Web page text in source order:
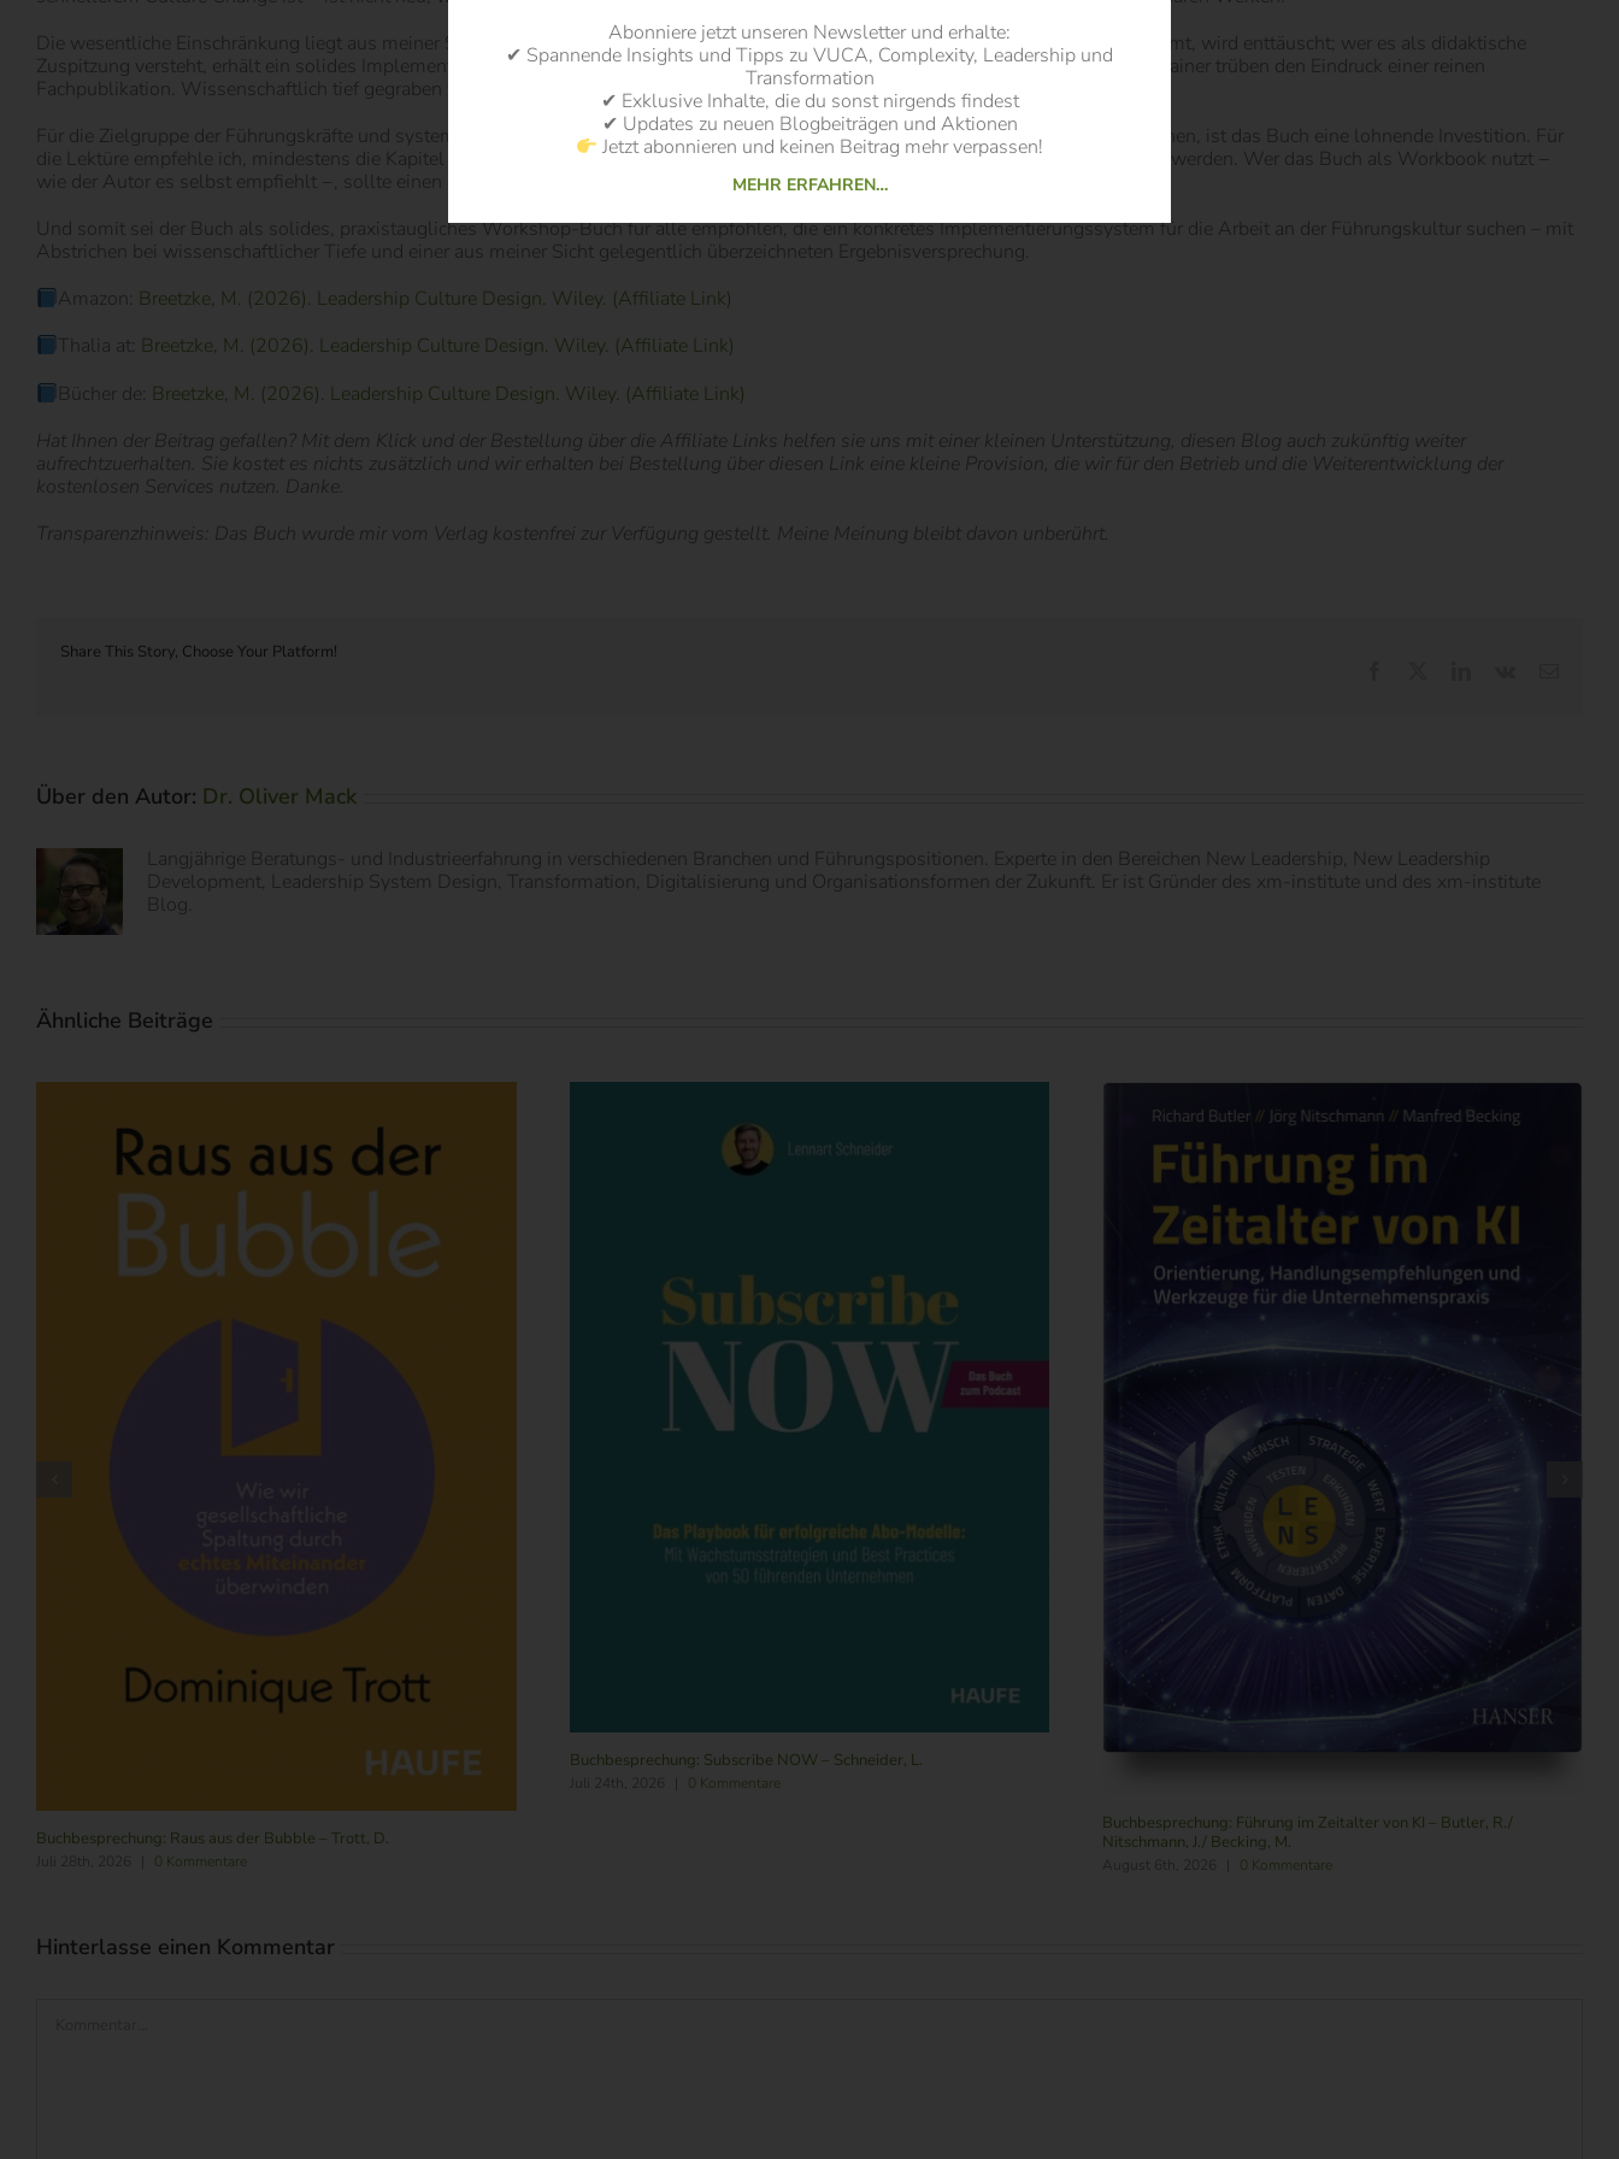
Die wesentliche Einschränkung liegt aus meiner Sicht in der Versprechung: Wer das Bild vom „Knopfdruck” für Kulturwandel ernst nimmt, wird enttäuscht; wer es als didaktische
Zuspitzung versteht, erhält ein solides Implementierungssystem. Die wiederholten Verweise auf Website, Selbsttest und zertifizierte Trainer trüben den Eindruck einer reinen
Fachpublikation. Wissenschaftlich tief gegraben wird m.E. nicht − das ist auch ausdrücklich nicht der Anspruch.
Für die Zielgruppe der Führungskräfte und systemischen Berater, die zwischen Theorie und Tagesgeschäft eine umsetzbare Brücke suchen, ist das Buch eine lohnende Investition. Für
die Lektüre empfehle ich, mindestens die Kapitel 5, 6, 12 und 14 vollständig zu lesen, die übrigen können je nach Bedarf quer gelesen werden. Wer das Buch als Workbook nutzt −
wie der Autor es selbst empfiehlt −, sollte einen konkreten Anwendungsfall im Kopf haben und parallel die Worksheets ausfüllen.
Und somit sei der Buch als solides, praxistaugliches Workshop-Buch für alle empfohlen, die ein konkretes Implementierungssystem für die Arbeit an der Führungskultur suchen – mit
Abstrichen bei wissenschaftlicher Tiefe und einer aus meiner Sicht gelegentlich überzeichneten Ergebnisversprechung.
Amazon: Breetzke, M. (2026). Leadership Culture Design. Wiley. (Affiliate Link)
Thalia at: Breetzke, M. (2026). Leadership Culture Design. Wiley. (Affiliate Link)
Bücher de: Breetzke, M. (2026). Leadership Culture Design. Wiley. (Affiliate Link)
Hat Ihnen der Beitrag gefallen? Mit dem Klick und der Bestellung über die Affiliate Links helfen sie uns mit einer kleinen Unterstützung, diesen Blog auch zukünftig weiter
aufrechtzuerhalten. Sie kostet es nichts zusätzlich und wir erhalten bei Bestellung über diesen Link eine kleine Provision, die wir für den Betrieb und die Weiterentwicklung der
kostenlosen Services nutzen. Danke.
Transparenzhinweis: Das Buch wurde mir vom Verlag kostenfrei zur Verfügung gestellt. Meine Meinung bleibt davon unberührt.
Share This Story, Choose Your Platform!
Über den Autor: Dr. Oliver Mack
Langjährige Beratungs- und Industrieerfahrung in verschiedenen Branchen und Führungspositionen. Experte in den Bereichen New Leadership, New Leadership
Development, Leadership System Design, Transformation, Digitalisierung und Organisationsformen der Zukunft. Er ist Gründer des xm-institute und des xm-institute
Blog.
Ähnliche Beiträge
Buchbesprechung: Raus aus der Bubble – Trott, D.
Juli 28th, 2026 0 Kommentare
Buchbesprechung: Subscribe NOW – Schneider, L.
Juli 24th, 2026 0 Kommentare
Buchbesprechung: Führung im Zeitalter von KI – Butler, R./
Nitschmann, J./ Becking, M.
August 6th, 2026 0 Kommentare
Hinterlasse einen Kommentar
Abonniere jetzt unseren Newsletter und erhalte:
✔ Spannende Insights und Tipps zu VUCA, Complexity, Leadership und
Transformation
✔ Exklusive Inhalte, die du sonst nirgends findest
✔ Updates zu neuen Blogbeiträgen und Aktionen
Jetzt abonnieren und keinen Beitrag mehr verpassen!
MEHR ERFAHREN…